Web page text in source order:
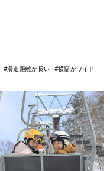
#滑走距離が長い #横幅がワイド